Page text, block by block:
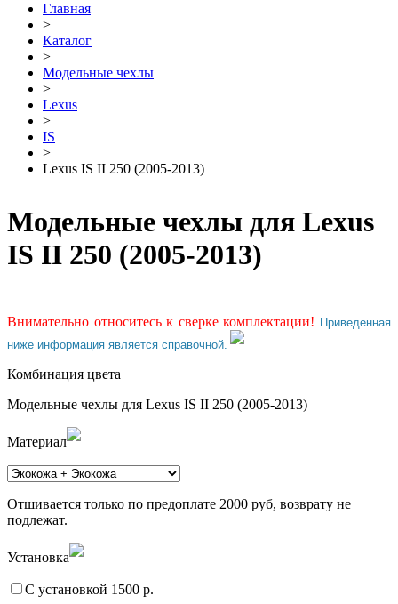
Главная
>
Каталог
>
Модельные чехлы
>
Lexus
>
IS
>
Lexus IS II 250 (2005-2013)
Модельные чехлы для Lexus
IS II 250 (2005-2013)
Внимательно относитесь к сверке комплектации! Приведенная
ниже информация является справочной.
Комбинация цвета
Модельные чехлы для Lexus IS II 250 (2005-2013)
Материал
Отшивается только по предоплате 2000 руб, возврату не
подлежат.
Установка
С установкой 1500 р.